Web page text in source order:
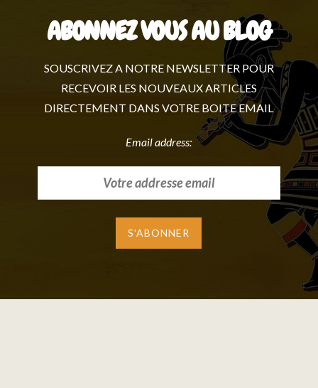
ABONNEZ VOUS AU BLOG
SOUSCRIVEZ A NOTRE NEWSLETTER POUR
RECEVOIR LES NOUVEAUX ARTICLES
DIRECTEMENT DANS VOTRE BOITE EMAIL
Email address: